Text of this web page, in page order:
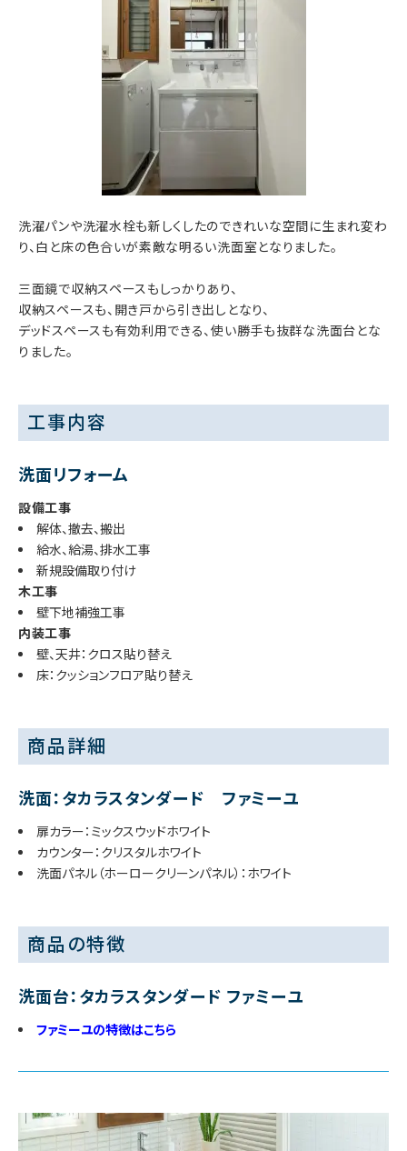
洗濯パンや洗濯水栓も新しくしたのできれいな空間に生まれ変わ
り、白と床の色合いが素敵な明るい洗面室となりました。
三面鏡で収納スペースもしっかりあり、
収納スペースも、開き戸から引き出しとなり、
デッドスペースも有効利用できる、使い勝手も抜群な洗面台とな
りました。
工事内容
洗面リフォーム
設備工事
解体、撤去、搬出
給水、給湯、排水工事
新規設備取り付け
木工事
壁下地補強工事
内装工事
壁、天井：クロス貼り替え
床：クッションフロア貼り替え
商品詳細
洗面：タカラスタンダード ファミーユ
扉カラー：ミックスウッドホワイト
カウンター：クリスタルホワイト
洗面パネル（ホーロークリーンパネル）：ホワイト
商品の特徴
洗面台：タカラスタンダード ファミーユ
ファミーユの特徴はこちら